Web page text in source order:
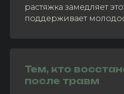
растяжка замедляет
поддерживает
Тем, кто
после травм